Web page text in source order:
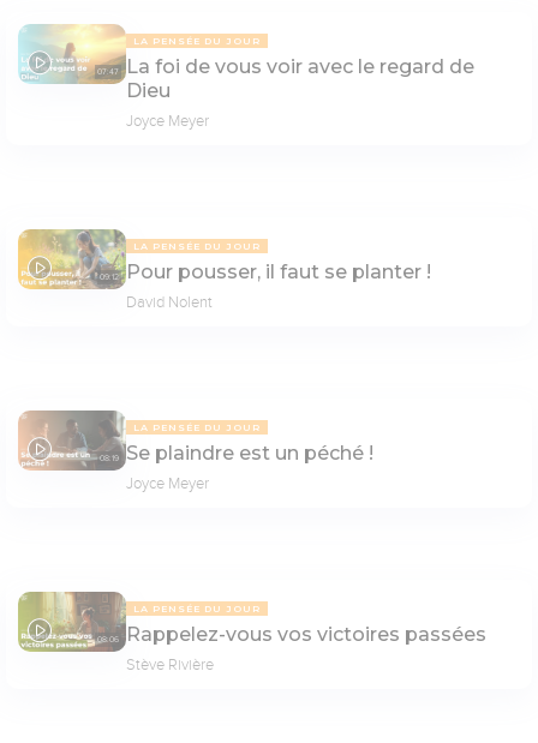
07:47
LA PENSÉE DU JOUR
La foi de vous voir avec le regard de
Dieu
Joyce Meyer
09:12
LA PENSÉE DU JOUR
Pour pousser, il faut se planter !
David Nolent
08:19
LA PENSÉE DU JOUR
Se plaindre est un péché !
Joyce Meyer
08:06
LA PENSÉE DU JOUR
Rappelez-vous vos victoires passées
Stève Rivière